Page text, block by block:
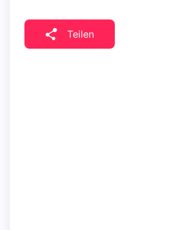
Teilen